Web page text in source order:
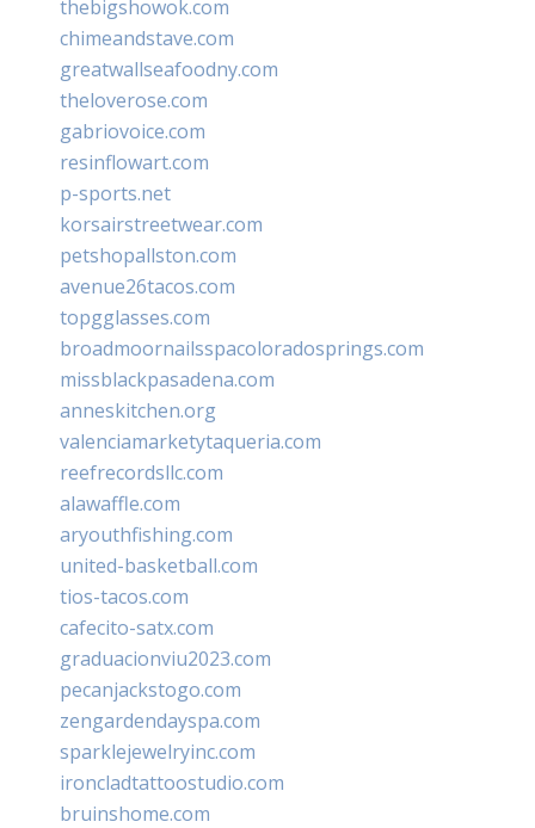
thebigshowok.com
chimeandstave.com
greatwallseafoodny.com
theloverose.com
gabriovoice.com
resinflowart.com
p-sports.net
korsairstreetwear.com
petshopallston.com
avenue26tacos.com
topgglasses.com
broadmoornailsspacoloradosprings.com
missblackpasadena.com
anneskitchen.org
valenciamarketytaqueria.com
reefrecordsllc.com
alawaffle.com
aryouthfishing.com
united-basketball.com
tios-tacos.com
cafecito-satx.com
graduacionviu2023.com
pecanjackstogo.com
zengardendayspa.com
sparklejewelryinc.com
ironcladtattoostudio.com
bruinshome.com